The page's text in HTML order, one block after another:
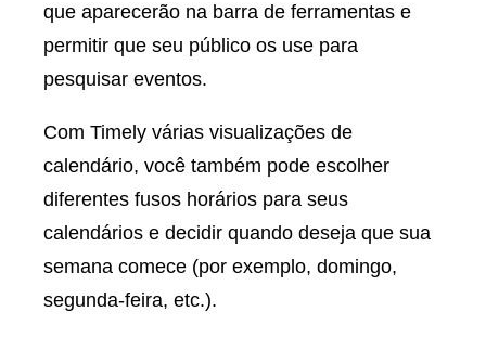
que aparecerão na barra de ferramentas e
permitir que seu público os use para
pesquisar eventos.
Com Timely várias visualizações de
calendário, você também pode escolher
diferentes fusos horários para seus
calendários e decidir quando deseja que sua
semana comece (por exemplo, domingo,
segunda-feira, etc.).